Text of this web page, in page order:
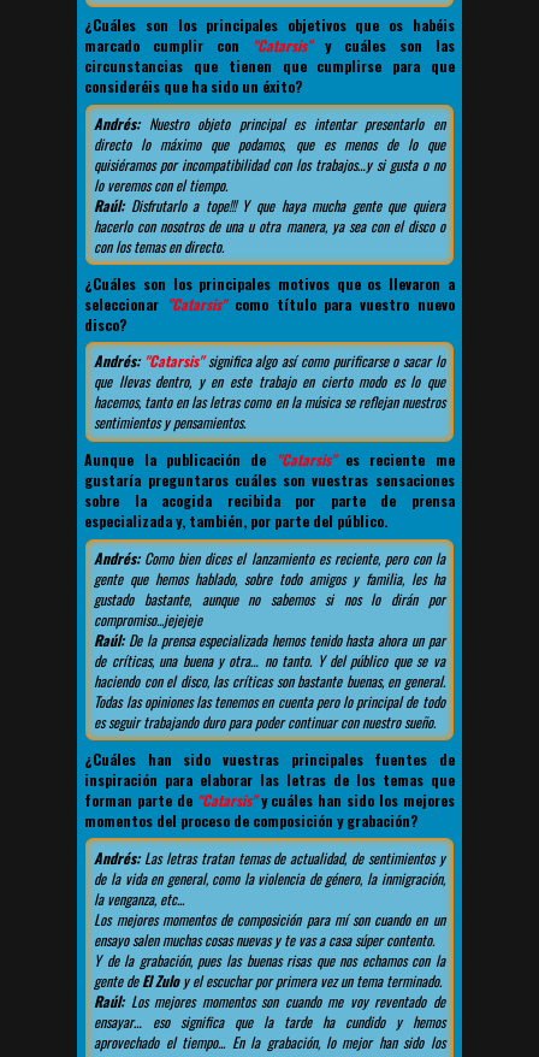
¿Cuáles son los principales objetivos que os habéis
marcado cumplir con
"Catarsis"y cuáles son las
circunstancias que tienen que cumplirse para que
consideréis que ha sido un éxito?
Andrés:Nuestro objeto principal es intentar presentarlo en
directo lo máximo que podamos, que es menos de lo que
quisiéramos por incompatibilidad con los trabajos…y si gusta o no
lo veremos con el tiempo.
Raúl:Disfrutarlo a tope!!! Y que haya mucha gente que quiera
hacerlo con nosotros de una u otra manera, ya sea con el disco o
con los temas en directo.
¿Cuáles son los principales motivos que os llevaron a
seleccionar "Catarsis"como título para vuestro nuevo
disco?
Andrés: "Catarsis"significa algo así como purificarse o sacar lo
que llevas dentro, y en este trabajo en cierto modo es lo que
hacemos, tanto en las letras como en la música se reflejan nuestros
sentimientos y pensamientos.
Aunque la publicación de
"Catarsis"es reciente me
gustaría preguntaros cuáles son vuestras sensaciones
sobre la acogida recibida por parte de prensa
especializada y, también, por parte del público.
Andrés:Como bien dices el lanzamiento es reciente, pero con la
gente que hemos hablado, sobre todo amigos y familia, les ha
gustado bastante, aunque no sabemos si nos lo dirán por
compromiso...jejejeje
Raúl:De la prensa especializada hemos tenido hasta ahora un par
de críticas, una buena y otra… no tanto. Y del público que se va
haciendo con el disco, las críticas son bastante buenas, en general.
Todas las opiniones las tenemos en cuenta pero lo principal de todo
es seguir trabajando duro para poder continuar con nuestro sueño.
¿Cuáles han sido vuestras principales fuentes de
inspiración para elaborar las letras de los temas que
forman parte de "Catarsis"y cuáles han sido los mejores
momentos del proceso de composición y grabación?
Andrés:Las letras tratan temas de actualidad, de sentimientos y
de la vida en general, como la violencia de género, la inmigración,
la venganza, etc...
Los mejores momentos de composición para mí son cuando en un
ensayo salen muchas cosas nuevas y te vas a casa súper contento.
Y de la grabación, pues las buenas risas que nos echamos con la
gente deEl Zuloy el escuchar por primera vez un tema terminado.
Raúl:Los mejores momentos son cuando me voy reventado de
ensayar… eso significa que la tarde ha cundido y hemos
aprovechado el tiempo... En la grabación, lo mejor han sido los